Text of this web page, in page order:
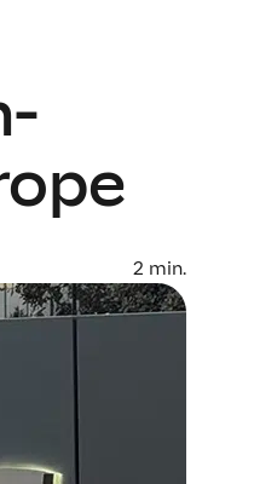
2 min.